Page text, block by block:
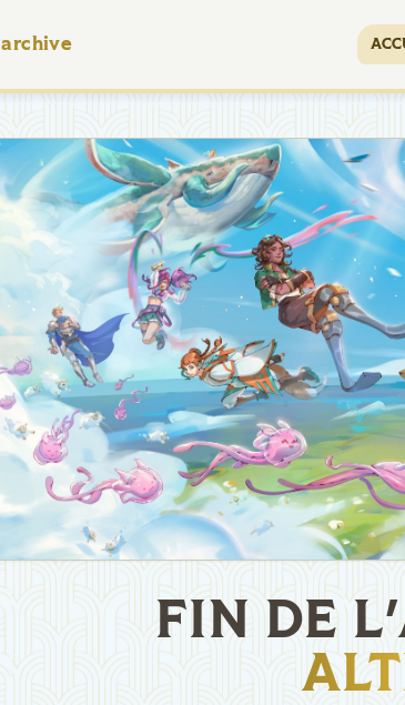
archive
FIN DE